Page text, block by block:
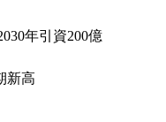
年引資200億
新高